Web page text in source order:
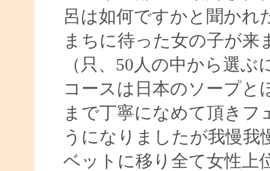
呂は如何ですかと聞かれ
まちに待った女の子が
（只、50人の中から選ぶ
コースは日本のソープと
まで丁寧になめて頂き
うになりましたが我慢我
ベットに移り全て女性上